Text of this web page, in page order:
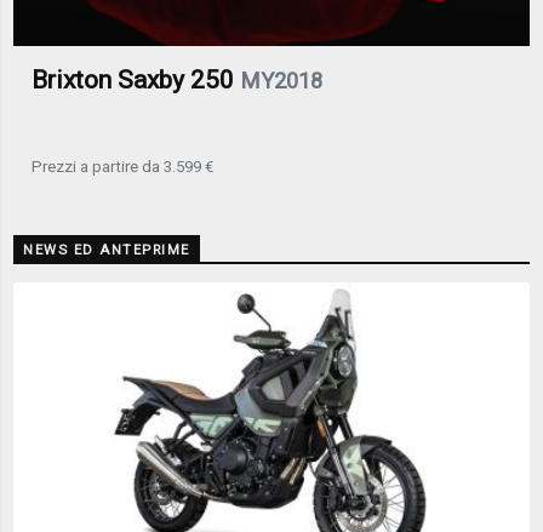
Brixton Saxby 250 MY2018
Prezzi a partire da 3.599 €
NEWS ED ANTEPRIME